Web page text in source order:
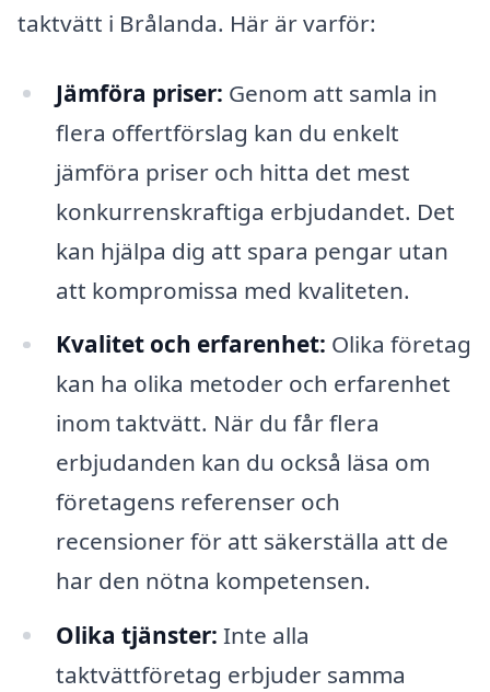
taktvätt i Brålanda. Här är varför:
Jämföra priser: Genom att samla in
flera offertförslag kan du enkelt
jämföra priser och hitta det mest
konkurrenskraftiga erbjudandet. Det
kan hjälpa dig att spara pengar utan
att kompromissa med kvaliteten.
Kvalitet och erfarenhet: Olika företag
kan ha olika metoder och erfarenhet
inom taktvätt. När du får flera
erbjudanden kan du också läsa om
företagens referenser och
recensioner för att säkerställa att de
har den nötna kompetensen.
Olika tjänster: Inte alla
taktvättföretag erbjuder samma